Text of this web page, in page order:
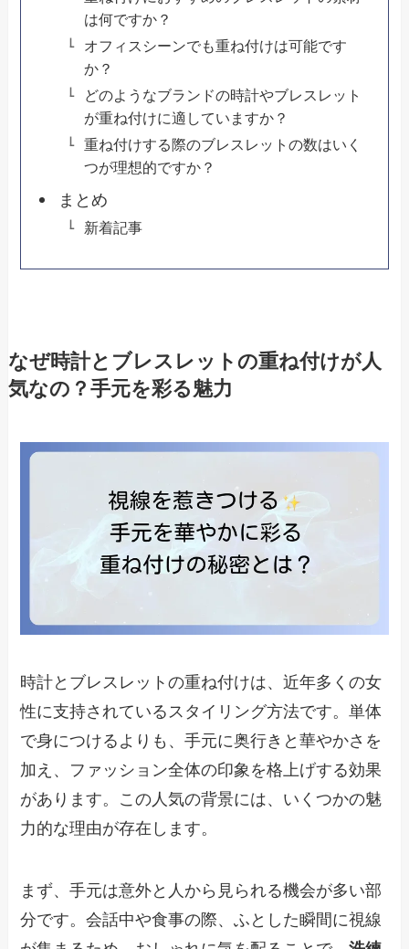
は何ですか？
オフィスシーンでも重ね付けは可能です
か？
どのようなブランドの時計やブレスレット
が重ね付けに適していますか？
重ね付けする際のブレスレットの数はいく
つが理想的ですか？
まとめ
新着記事
なぜ時計とブレスレットの重ね付けが人
気なの？手元を彩る魅力
時計とブレスレットの重ね付けは、近年多くの女
性に支持されているスタイリング方法です。単体
で身につけるよりも、手元に奥行きと華やかさを
加え、ファッション全体の印象を格上げする効果
があります。この人気の背景には、いくつかの魅
力的な理由が存在します。
まず、手元は意外と人から見られる機会が多い部
分です。会話中や食事の際、ふとした瞬間に視線